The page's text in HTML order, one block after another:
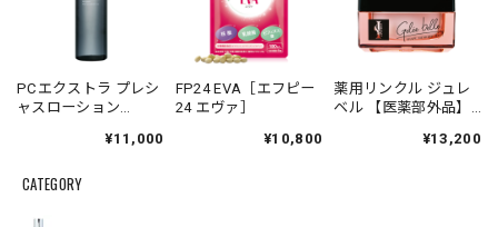
CATEGORY
PCエクストラ プレシ
ャスローション
¥11,000
FP24 EVA［エフピー
24 エヴァ］
¥10,800
薬用リンクル ジュレ
ベル 【医薬部外品】
¥13,200